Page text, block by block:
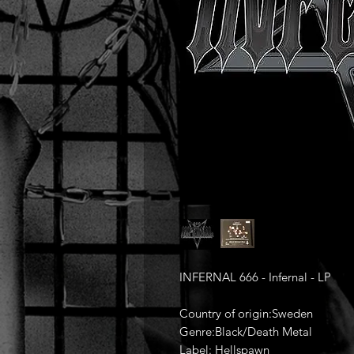
INFERNAL 666 - Infernal - LP
Country of origin:Sweden
Genre:Black/Death Metal
Label: Hellspawn